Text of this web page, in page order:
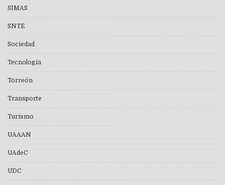
SIMAS
SNTE
Sociedad
Tecnología
Torreón
Transporte
Turismo
UAAAN
UAdeC
UDC